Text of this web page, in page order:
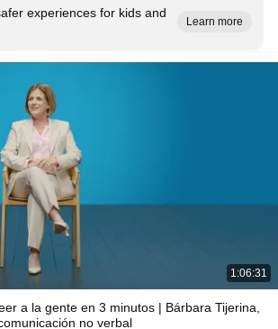
experiences for kids and
Learn more
1:06:31
a la gente en 3 minutos | Bárbara Tijerina,
no verbal